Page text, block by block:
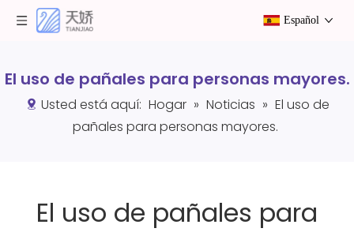
Español
El uso de pañales para personas mayores.
Usted está aquí: Hogar » Noticias » El uso de
pañales para personas mayores.
El uso de pañales para